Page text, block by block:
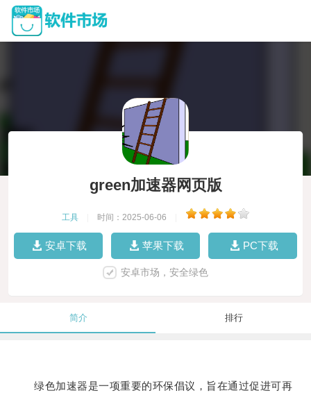
green加速器网页版
工具 时间：2025-06-06
安卓下载 苹果下载 PC下载
安卓市场，安全绿色
简介 排行
绿色加速器是一项重要的环保倡议，旨在通过促进可再